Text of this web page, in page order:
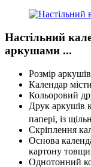
Настільний
аркушами ...
Розмір
Календар
Кольоровий
Друк аркушів
папері, із
Скріплення
Основа
картону
Однотонний